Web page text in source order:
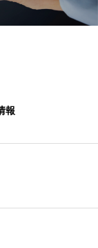
報